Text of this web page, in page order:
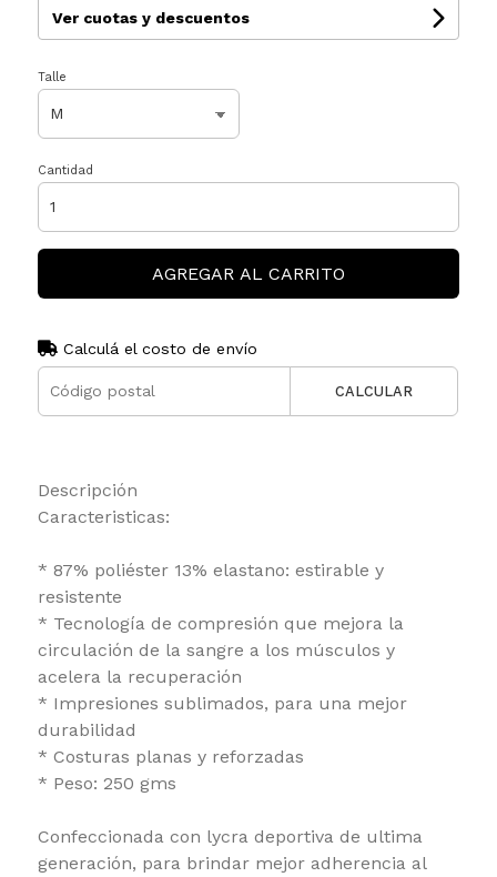
Ver cuotas y descuentos
Talle
Cantidad
AGREGAR AL CARRITO
Calculá el costo de envío
CALCULAR
Descripción
Caracteristicas:
* 87% poliéster 13% elastano: estirable y
resistente
* Tecnología de compresión que mejora la
circulación de la sangre a los músculos y
acelera la recuperación
* Impresiones sublimados, para una mejor
durabilidad
* Costuras planas y reforzadas
* Peso: 250 gms
Confeccionada con lycra deportiva de ultima
generación, para brindar mejor adherencia al